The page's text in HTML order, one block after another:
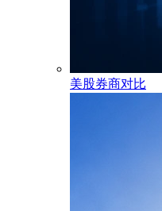
美股券商对比